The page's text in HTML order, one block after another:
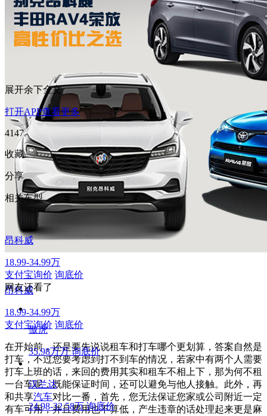
昂科威
18.99-34.99万
支付宝询价 询底价
在开始前，还是要先说说租车和打车哪个更划算，答案自然是
打车，不过您要考虑到打不到车的情况，若家中有两个人需要
打车上班的话，来回的费用其实和租车不相上下，那为何不租
一台车呢，既能保证时间，还可以避免与他人接触。此外，再
和共享汽车对比一番，首先，您无法保证您家或公司附近一定
有车可用，并且费用也不算低，产生违章的话处理起来更是麻
展开余下全文
打开APP查看更多
4147
收藏
分享
相关车型
昂科威
18.99-34.99万
支付宝询价 询底价
网友还看了
傲虎
35.98万万 询底价
汉兰达
24.98-32.58万 询底价